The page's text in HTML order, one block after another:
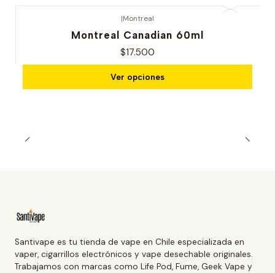
|Montreal
Montreal Canadian 60ml
$17.500
Ver opciones
Santivape es tu tienda de vape en Chile especializada en
vaper, cigarrillos electrónicos y vape desechable originales.
Trabajamos con marcas como Life Pod, Fume, Geek Vape y